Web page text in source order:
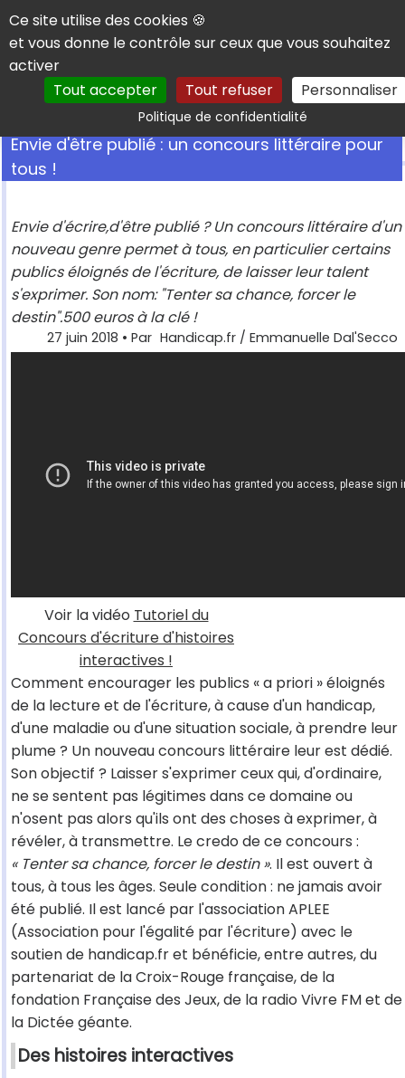
Panneau de gestion des cookies
Ce site utilise des cookies 🍪
et vous donne le contrôle sur ceux que vous souhaitez
activer
Tout accepter
Tout refuser Personnaliser
Politique de confidentialitéRechercher
Envie d'être publié : un concours littéraire pour
tous !
Envie d'écrire,d'être publié ? Un concours littéraire d'un
nouveau genre permet à tous, en particulier certains
publics éloignés de l'écriture, de laisser leur talent
s'exprimer. Son nom: "Tenter sa chance, forcer le
destin".500 euros à la clé !
27 juin 2018 • Par Handicap.fr / Emmanuelle Dal'Secco
Voir la vidéo Tutoriel du
Concours d'écriture d'histoires
interactives !
Comment encourager les publics « a priori » éloignés
de la lecture et de l'écriture, à cause d'un handicap,
d'une maladie ou d'une situation sociale, à prendre leur
plume ? Un nouveau concours littéraire leur est dédié.
Son objectif ? Laisser s'exprimer ceux qui, d'ordinaire,
ne se sentent pas légitimes dans ce domaine ou
n'osent pas alors qu'ils ont des choses à exprimer, à
révéler, à transmettre. Le credo de ce concours :
« Tenter sa chance, forcer le destin ». Il est ouvert à
tous, à tous les âges. Seule condition : ne jamais avoir
été publié. Il est lancé par l'association APLEE
(Association pour l'égalité par l'écriture) avec le
soutien de handicap.fr et bénéficie, entre autres, du
partenariat de la Croix-Rouge française, de la
fondation Française des Jeux, de la radio Vivre FM et de
la Dictée géante.
Des histoires interactives